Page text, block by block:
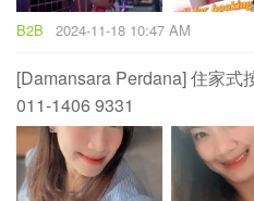
B2B 2024-11-18 10:47 AM
[Damansara Perdana] 住家式
011-1406 9331